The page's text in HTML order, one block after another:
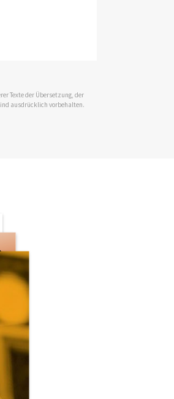
Texte der Übersetzung, der
ausdrücklich vorbehalten.